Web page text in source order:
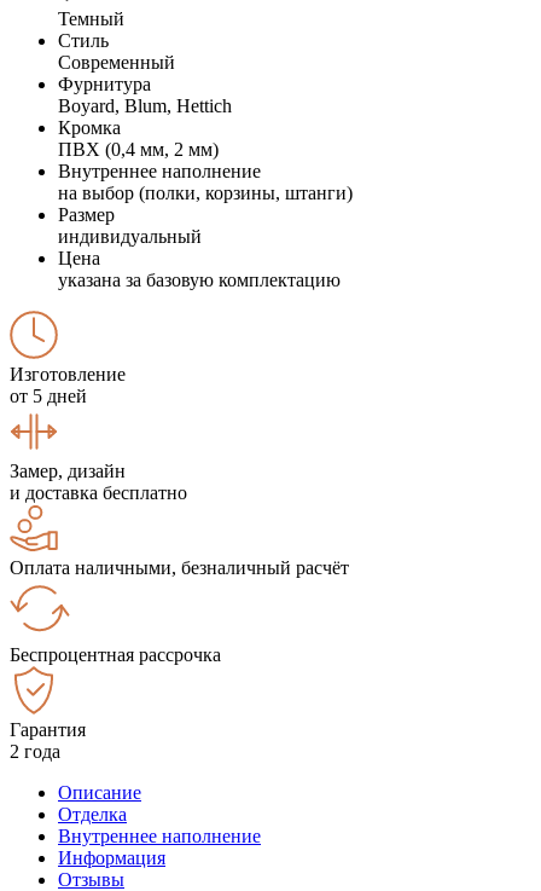
Темный
Стиль
Современный
Фурнитура
Boyard, Blum, Hettich
Кромка
ПВХ (0,4 мм, 2 мм)
Внутреннее наполнение
на выбор (полки, корзины, штанги)
Размер
индивидуальный
Цена
указана за базовую комплектацию
Изготовление
от 5 дней
Замер, дизайн
и доставка бесплатно
Оплата наличными, безналичный расчёт
Беспроцентная рассрочка
Гарантия
2 года
Описание
Отделка
Внутреннее наполнение
Информация
Отзывы